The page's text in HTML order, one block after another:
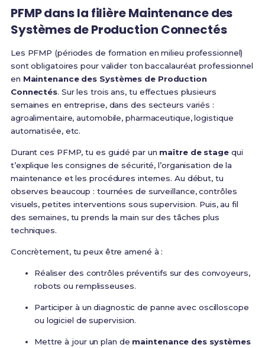
PFMP dans la filière Maintenance des
Systèmes de Production Connectés
Les PFMP (périodes de formation en milieu professionnel)
sont obligatoires pour valider ton baccalauréat professionnel
en Maintenance des Systèmes de Production
Connectés. Sur les trois ans, tu effectues plusieurs
semaines en entreprise, dans des secteurs variés :
agroalimentaire, automobile, pharmaceutique, logistique
automatisée, etc.
Durant ces PFMP, tu es guidé par un maître de stagequi
t’explique les consignes de sécurité, l’organisation de la
maintenance et les procédures internes. Au début, tu
observes beaucoup : tournées de surveillance, contrôles
visuels, petites interventions sous supervision. Puis, au fil
des semaines, tu prends la main sur des tâches plus
techniques.
Concrètement, tu peux être amené à :
Réaliser des contrôles préventifs sur des convoyeurs,
robots ou remplisseuses.
Participer à un diagnostic de panne avec oscilloscope
ou logiciel de supervision.
Mettre à jour un plan de maintenance des systèmes